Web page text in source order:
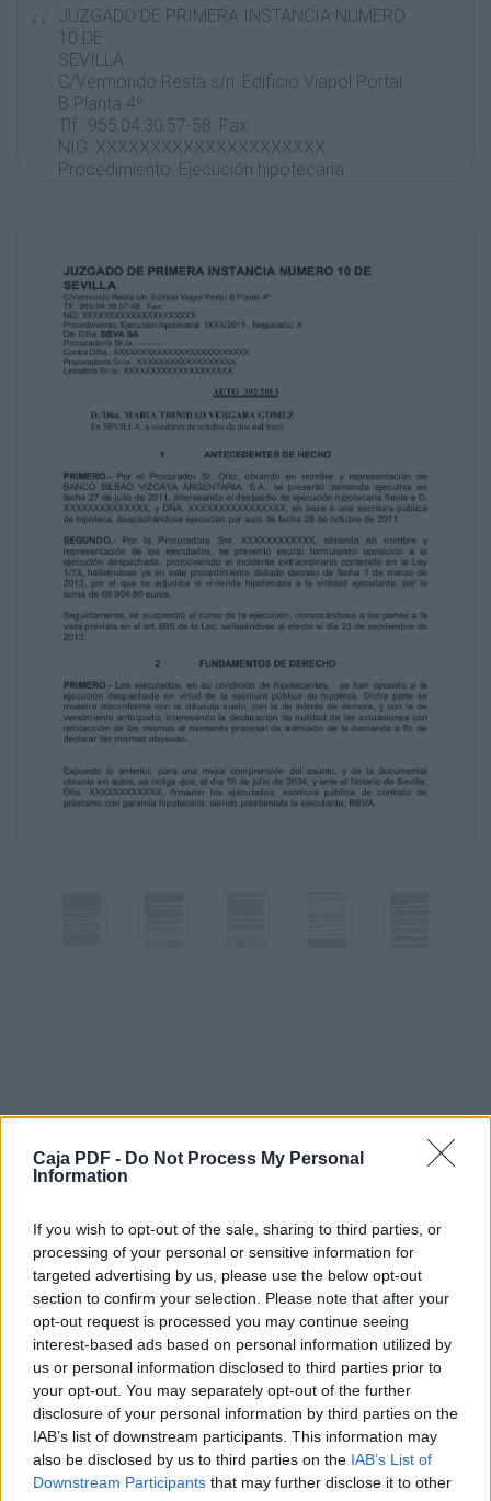
Caja PDF - Do Not Process My Personal
Information
If you wish to opt-out of the sale, sharing to third parties, or
processing of your personal or sensitive information for
targeted advertising by us, please use the below opt-out
section to confirm your selection. Please note that after your
opt-out request is processed you may continue seeing
interest-based ads based on personal information utilized by
us or personal information disclosed to third parties prior to
your opt-out. You may separately opt-out of the further
disclosure of your personal information by third parties on the
IAB’s list of downstream participants. This information may
also be disclosed by us to third parties on the IAB’s List of
Downstream Participants that may further disclose it to other
JUZGADO DE PRIMERA INSTANCIA NUMERO
10 DE
SEVILLA
C/Vermondo Resta s/n. Edificio Viapol Portal
B Planta 4º
Tlf.: 955.04.30.57-58. Fax:
NIG: XXXXXXXXXXXXXXXXXXXXX
Procedimiento: Ejecución hipotecaria
Procurador/a Sr./a.: XXXXXXXXXXXXXXXXXX
Letrado/a Sr./a.: XXXXXXXXXXXXXXXXXXXX
AUTO 392/2013
D./Dña. MARIA TRINIDAD VERGARA GOMEZ
En SEVILLA, a veintitrés de octubre de dos mil
trece
ANTECEDENTES DE HECHO
PRIMERO.- Por el Procurador Sr. Ortiz,
obrando en nombre y representación de
BANCO BILBAO VIZCAYA ARGENTARIA, S.A.,
se presentó demanda ejecutiva en
fecha 27 de julio de 2011, interesando el
despacho de ejecución hipotecaria frente a D.
XXXXXXXXXXXXXXXX, en base a una
escritura pública
de hipoteca, despachándose ejecución por
auto de fecha 28 de octubre de 2011.
XXXXXXXXXXXX, obrando en nombre y
representación de los ejecutados, se
2013.
FUNDAMENTOS DE DERECHO
PRIMERO.- Los ejecutados, en su condición
de hipotecantes, se han opuesto a la
ejecución despachada en virtud de la
escritura pública de hipoteca. Dicha parte se
muestra disconforme con la cláusula suelo,
con la de interés de demora, y con la de
vencimiento anticipado, interesando la
declaración de nulidad de las actuaciones
con
retroacción de las mismas al momento
procesal de admisión de la demanda a fin de
declarar las mismas abusivas.
Expuesto lo anterior, para una mejor
Descargar el documento (PDF)
AUTO ejecucion hipotecaria-3-2.pdf (PDF, 171 KB)